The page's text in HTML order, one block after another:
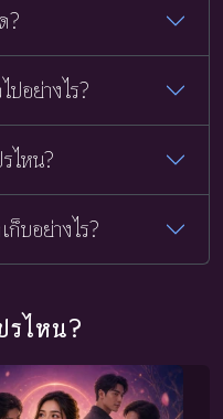
?
ปอย่างไร?
ไหน?
บอย่างไร?
รไหน?